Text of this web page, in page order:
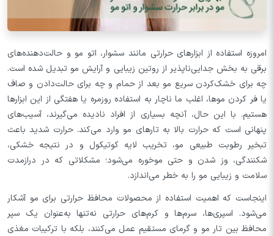
امروزه استفاده از ابزارهای حرارتی مانند سشوار، اتو مو و حالت‌دهنده‌های
برقی به بخش جدایی‌ناپذیر از روتین زیبایی و آرایش مو تبدیل شده است.
چه برای خشک‌کردن سریع مو بعد از حمام و چه برای حالت‌دادن و صاف
یا فر کردن موها، اغلب ما ناچار به استفاده روزمره یا هفتگی از این ابزارها
هستیم. با این حال، آنچه بسیاری از افراد نادیده می‌گیرند، آسیب‌های
پنهانی است که حرارت بالا به تارهای مو وارد می‌کند. حرارت شدید باعث
تبخیر رطوبت طبیعی مو، تخریب لایه کوتیکول و در نتیجه خشکی،
شکنندگی، وز شدن و حتی موخوره می‌شود؛ مشکلاتی که در درازمدت
سلامت و زیبایی مو را به خطر می‌اندازد.
اینجاست که اهمیت استفاده از محصولات محافظ حرارتی برای مو آشکار
می‌شود. اسپری‌ها، سرم‌ها و کرم‌های حرارتی نه‌تنها به‌عنوان یک سپر
محافظ بین تار مو و گرمای مستقیم عمل می‌کنند، بلکه با ترکیبات مغذی